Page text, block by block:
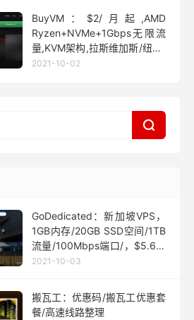
BuyVM：$2/月起,AMD
Ryzen+NVMe+1Gbps无限流
量,KVM架构,拉斯维加斯/纽约/
迈阿密
2021-10-02

GoDedicated：新加坡VPS，
1GB内存/20GB SSD空间/1TB
流量/100Mbps端口/，$5.63/
月起
2021-10-03
搬瓦工：优惠码/搬瓦工优惠套
餐/高速线路整理